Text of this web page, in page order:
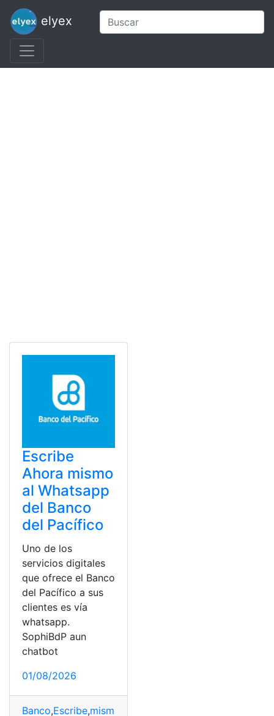
elyex
Escribe
Ahora mismo
al Whatsapp
del Banco
del Pacífico
Uno de los
servicios digitales
que ofrece el Banco
del Pacífico a sus
clientes es vía
whatsapp.
SophiBdP aun
chatbot
01/08/2026
Banco,Escribe,mismo